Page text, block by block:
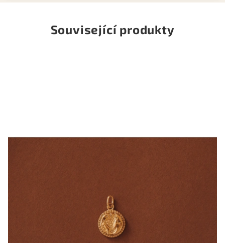
Související produkty